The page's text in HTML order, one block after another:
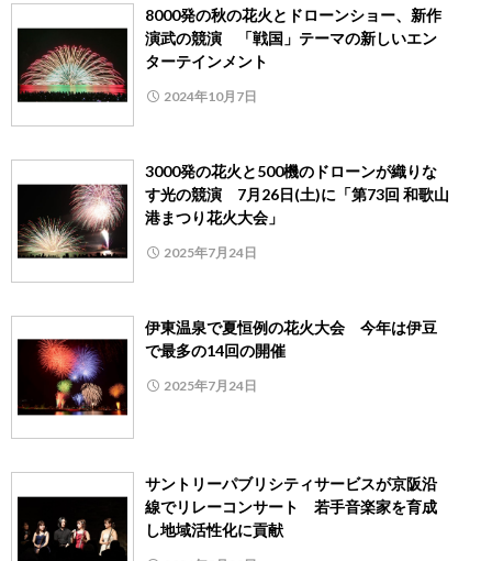
8000発の秋の花火とドローンショー、新作
演武の競演 「戦国」テーマの新しいエン
ターテインメント
2024年10月7日
3000発の花火と500機のドローンが織りな
す光の競演 7月26日(土)に「第73回 和歌山
港まつり花火大会」
2025年7月24日
伊東温泉で夏恒例の花火大会 今年は伊豆
で最多の14回の開催
2025年7月24日
サントリーパブリシティサービスが京阪沿
線でリレーコンサート 若手音楽家を育成
し地域活性化に貢献